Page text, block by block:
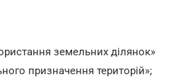
земельних ділянок»
призначення територій»;